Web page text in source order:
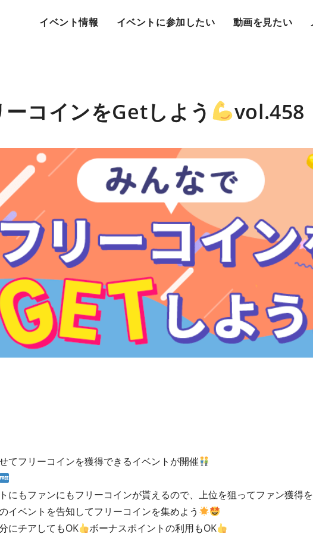
イベント情報 イベントに参加したい 動画を見たい
ーコインをGetしよう vol.458
てフリーコインを獲得できるイベントが開催
にもファンにもフリーコインが貰えるので、上位を狙ってファン獲得
イベントを告知してフリーコインを集めよう
にチアしてもOK
ボーナスポイントの利用もOK